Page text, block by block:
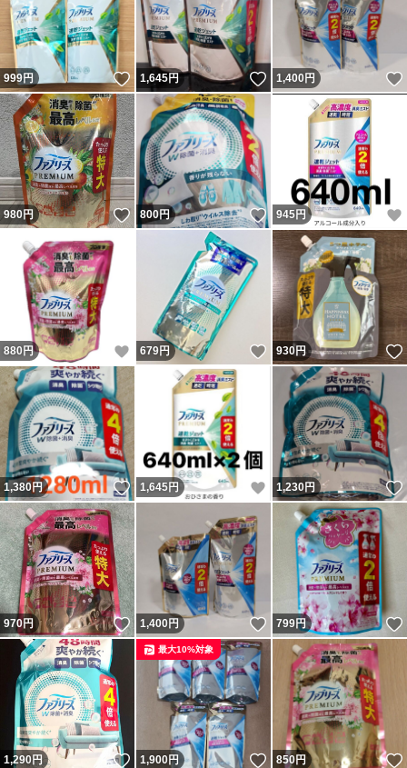
999円 いいね！
1,645円 いいね！
1,400円
980円 いいね！
800円 いいね！
945円
880 円 いいね！
679円 いいね！
930円
1,380円 いいね！
1,645円 いいね！
1,230円
970円 いいね！
1,400円 いいね！
799円
1,290円 いいね！
1,900円 いいね！
最大10%対象
850円